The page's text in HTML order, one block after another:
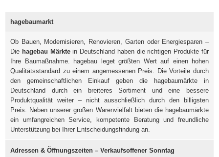
hagebaumarkt
Ob Bauen, Modernisieren, Renovieren, Garten oder Energiesparen –
Die hagebau Märktein Deutschland haben die richtigen Produkte für
Ihre Baumaßnahme. hagebau leget größten Wert auf einen hohen
Qualitätsstandard zu einem angemessenen Preis. Die Vorteile durch
den gemeinschaftlichen Einkauf geben die hagebaumärkte in
Deutschland durch ein breiteres Sortiment und eine bessere
Produktqualität weiter – nicht ausschließlich durch den billigsten
Preis. Neben unserer großen Warenvielfalt bieten die hagebaumärkte
ein umfangreichen Service, kompetente Beratung und freundliche
Unterstützung bei Ihrer Entscheidungsfindung an.
Adressen & Öffnungszeiten – Verkaufsoffener Sonntag